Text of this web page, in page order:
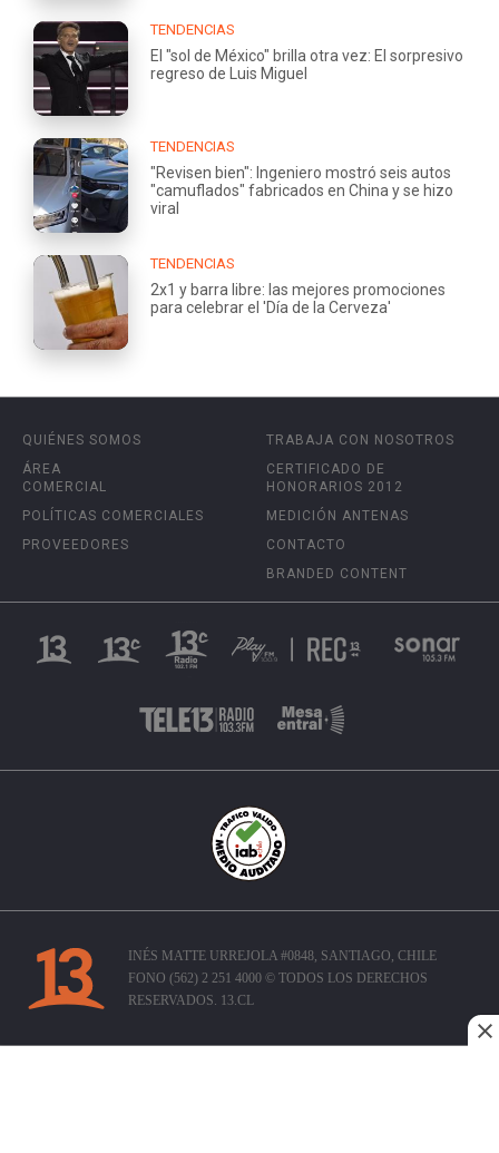
TENDENCIAS
El "sol de México" brilla otra vez: El sorpresivo
regreso de Luis Miguel
TENDENCIAS
"Revisen bien": Ingeniero mostró seis autos
"camuflados" fabricados en China y se hizo
viral
TENDENCIAS
2x1 y barra libre: las mejores promociones
para celebrar el 'Día de la Cerveza'
QUIÉNES SOMOS
ÁREA
COMERCIAL
POLÍTICAS COMERCIALES
PROVEEDORES
TRABAJA CON NOSOTROS
CERTIFICADO DE
HONORARIOS 2012
MEDICIÓN ANTENAS
CONTACTO
BRANDED CONTENT
INÉS MATTE URREJOLA #0848, SANTIAGO, CHILE
FONO (562) 2 251 4000 © TODOS LOS DERECHOS
RESERVADOS. 13.CL